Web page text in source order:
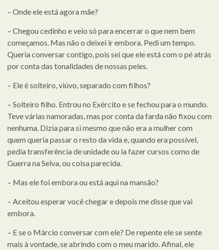
– Onde ele está agora mãe?
– Chegou cedinho e veio só para encerrar o que nem bem
começamos. Mas não o deixei ir embora. Pedi um tempo.
Queria conversar contigo, pois sei que ele está com o pé atrás
por conta das tonalidades de nossas peles.
– Ele é solteiro, viúvo, separado com filhos?
– Solteiro filho. Entrou no Exército e se fechou para o mundo.
Teve várias namoradas, mas por conta da farda não fixou com
nenhuma. Dizia para si mesmo que não era a mulher com
quem queria passar o resto da vida e, quando era possível,
pedia transferência de unidade ou ia fazer cursos como de
Guerra na Selva, ou coisa parecida.
– Mas ele foi embora ou está aqui na mansão?
– Aceitou esperar você chegar e depois me disse que vai
embora.
– E se o Márcio conversar com ele? De repente ele se sente
mais à vontade, se abrindo com o meu marido. Afinal, ele